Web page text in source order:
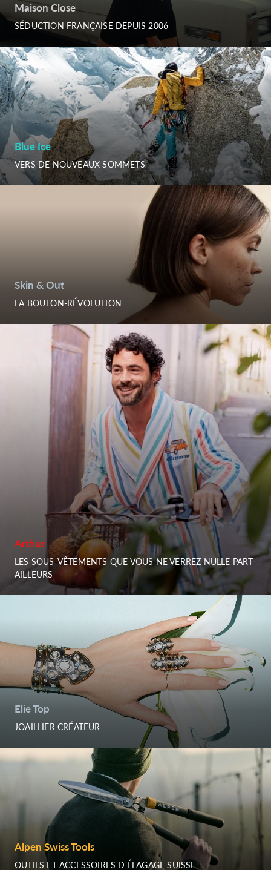
Maison Close
SÉDUCTION FRANÇAISE DEPUIS 2006
Blue Ice
VERS DE NOUVEAUX SOMMETS
Skin & Out
LA BOUTON-RÉVOLUTION
Arthur
LES SOUS-VÊTEMENTS QUE VOUS NE VERREZ NULLE PART
AILLEURS
Elie Top
JOAILLIER CRÉATEUR
Alpen Swiss Tools
OUTILS ET ACCESSOIRES D'ÉLAGAGE SUISSE